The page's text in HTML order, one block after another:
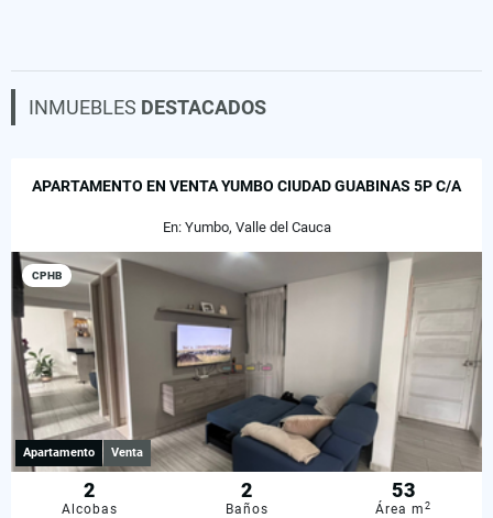
INMUEBLES DESTACADOS
APARTAMENTO EN VENTA YUMBO CIUDAD GUABINAS 5P C/A
En: Yumbo, Valle del Cauca
CPHB
Apartamento Venta
2
Alcobas
2
Baños
53
Área m2